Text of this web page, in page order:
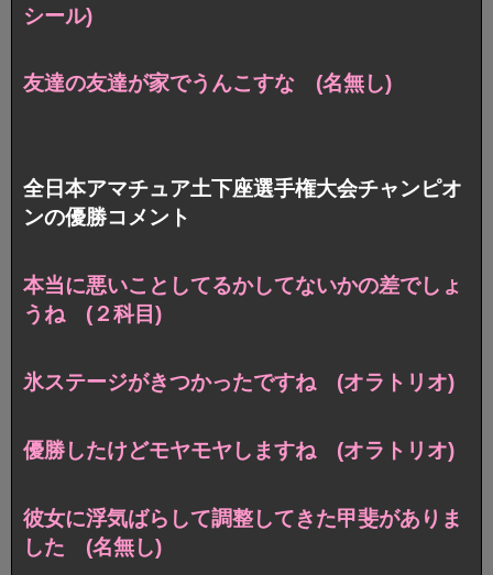
シール)
友達の友達が家でうんこすな (名無し)
全日本アマチュア土下座選手権大会チャンピオ
ンの優勝コメント
本当に悪いことしてるかしてないかの差でしょ
うね (２科目)
氷ステージがきつかったですね (オラトリオ)
優勝したけどモヤモヤしますね (オラトリオ)
彼女に浮気ばらして調整してきた甲斐がありま
した (名無し)